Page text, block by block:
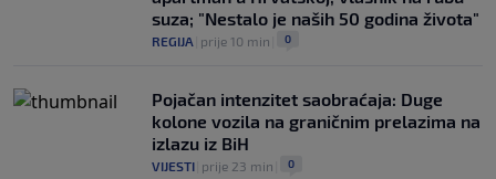
suza; "Nestalo je naših 50 godina života"
REGIJA prije 10 min 0
Pojačan intenzitet saobraćaja: Duge
kolone vozila na graničnim prelazima na
izlazu iz BiH
VIJESTI prije 23 min 0